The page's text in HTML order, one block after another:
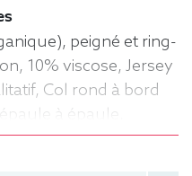
peigné et ring-
10% viscose, Jersey
Col rond à bord
à épaule,
taille, Lavable jusqu'à